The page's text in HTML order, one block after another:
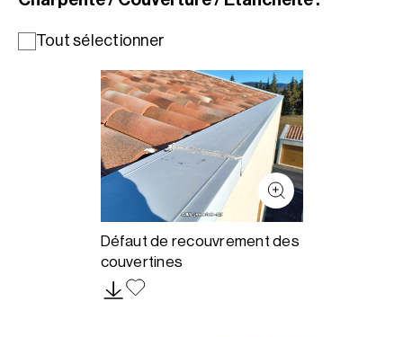
Tout sélectionner
Défaut de recouvrement des
couvertines